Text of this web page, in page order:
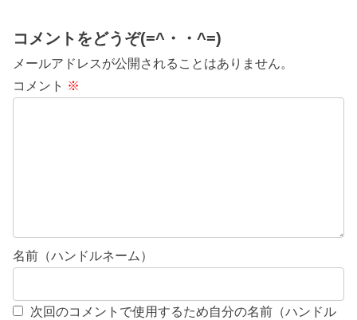
コメントをどうぞ(=^・・^=)
メールアドレスが公開されることはありません。
コメント ※
名前（ハンドルネーム）
次回のコメントで使用するため自分の名前（ハンドル